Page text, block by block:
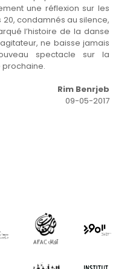
une réflexion sur les
condamnés au silence,
l’histoire de la danse
ne baisse jamais
spectacle sur la
prochaine.
Rim Benrjeb
09-05-2017